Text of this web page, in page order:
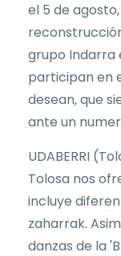
el 5 de
grupo Indarra
participan en
desean, que
ante un
UDABERRI
Tolosa nos
incluye
zaharrak.
danzas de la